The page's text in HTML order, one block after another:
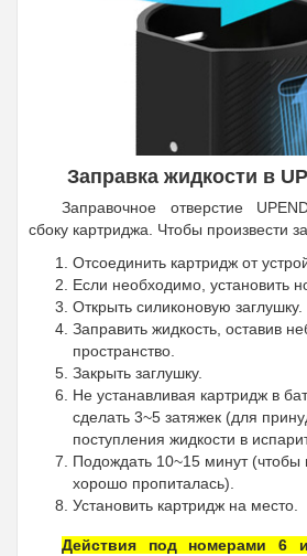
Заправка жидкости в
Заправочное отверстие
сбоку картриджа. Чтобы произвести
Отсоединить картридж от
Если необходимо, установить
Открыть силиконовую заглушку.
Заправить жидкость, оставив
пространство.
Закрыть заглушку.
Не устанавливая картридж в
сделать 3~5 затяжек (для
поступления жидкости в
Подождать 10~15 минут (чтобы
хорошо пропиталась).
Установить картридж на место.
Действия под номерами 6